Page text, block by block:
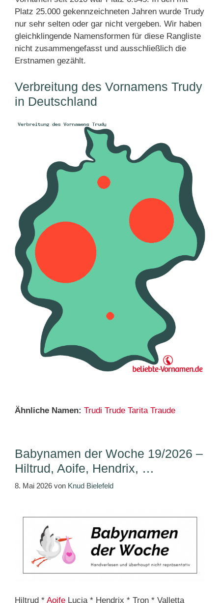
Platz 25.000 gekennzeichneten Jahren wurde Trudy
nur sehr selten oder gar nicht vergeben. Wir haben
gleichklingende Namensformen für diese Rangliste
nicht zusammengefasst und ausschließlich die
Erstnamen gezählt.
Verbreitung des Vornamens Trudy
in Deutschland
Ähnliche Namen: Trudi Trude Tarita Traude
Babynamen der Woche 19/2026 –
Hiltrud, Aoife, Hendrix, …
8. Mai 2026 von Knud Bielefeld
Hiltrud * Aoife Lucia * Hendrix * Tron * Valletta